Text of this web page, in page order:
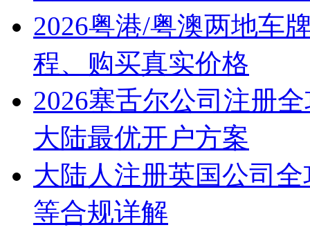
2026粤港/粤澳两地车
程、购买真实价格
2026塞舌尔公司注册
大陆最优开户方案
大陆人注册英国公司
等合规详解